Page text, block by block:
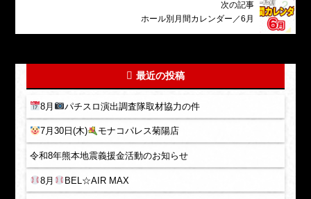
次の記事
ホール別月間カレンダー／6月
最近の投稿
8月 パチスロ演出調査隊取材協力の件
7月30日(木) モナコパレス菊陽店
令和8年熊本地震義援金活動のお知らせ
8月 BEL☆AIR MAX